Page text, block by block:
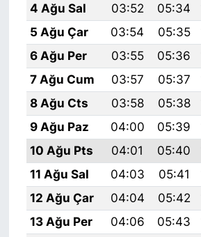
4 Ağu Sal
03:52 05:34
5 Ağu Çar
03:54 05:35
6 Ağu Per
03:55 05:36
7 Ağu Cum
03:57 05:37
8 Ağu Cts
03:58 05:38
9 Ağu Paz
04:00 05:39
10 Ağu Pts
04:01 05:40
11 Ağu Sal
04:03 05:41
12 Ağu Çar
04:04 05:42
13 Ağu Per
04:06 05:43